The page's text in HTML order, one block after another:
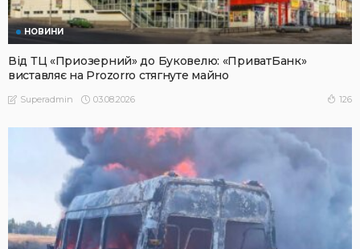
НОВИНИ
Від ТЦ «Приозерний» до Буковелю: «ПриватБанк»
виставляє на Prozorro стягнуте майно
Superadmin 03.08.2026 126